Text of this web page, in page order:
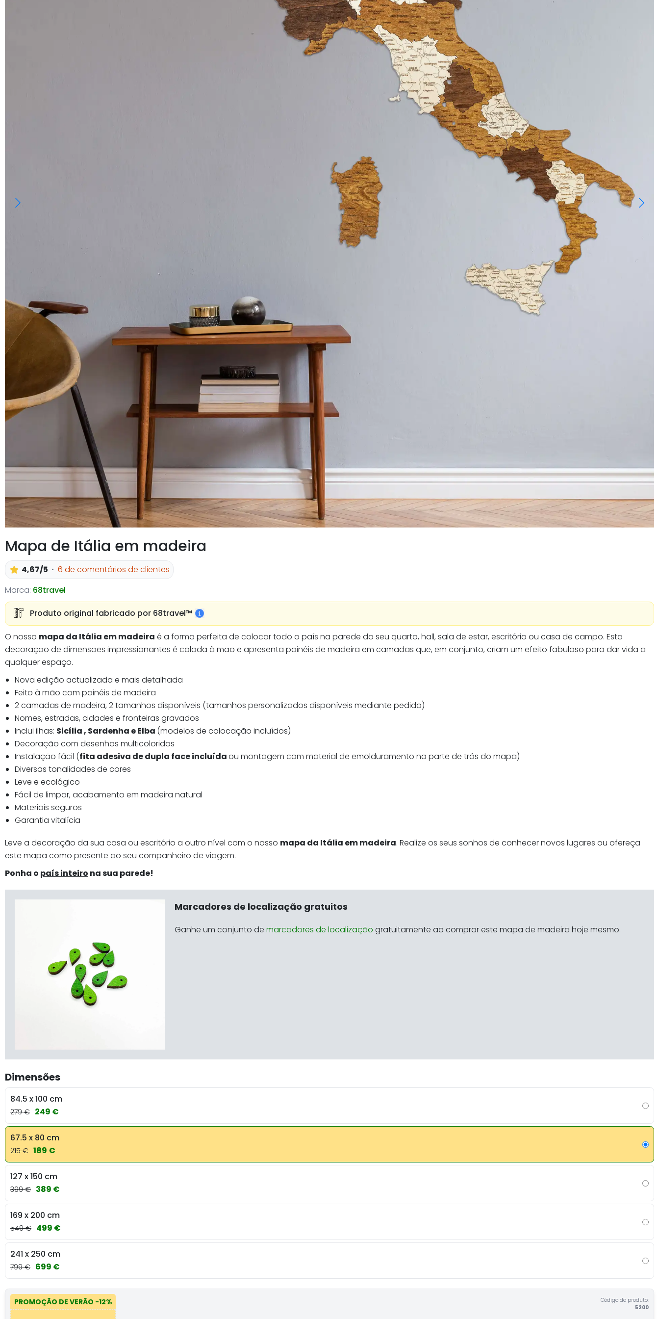
Mapa de Itália em madeira
4,67/5
6 de comentários de clientes
Marca: 68travel
Produto original fabricado por 68travel™️
O nosso mapa da Itália em madeira é a forma perfeita de colocar todo o país na parede do seu quarto, hall, sala de estar, escritório ou casa de campo. Esta
decoração de dimensões impressionantes é colada à mão e apresenta painéis de madeira em camadas que, em conjunto, criam um efeito fabuloso para dar vida a
qualquer espaço.
Nova edição actualizada e mais detalhada
Feito à mão com painéis de madeira
2 camadas de madeira, 2 tamanhos disponíveis (tamanhos personalizados disponíveis mediante pedido)
Nomes, estradas, cidades e fronteiras gravados
Inclui ilhas: Sicília , Sardenha e Elba (modelos de colocação incluídos)
Decoração com desenhos multicoloridos
Instalação fácil (fita adesiva de dupla face incluídaou montagem com material de emolduramento na parte de trás do mapa)
Diversas tonalidades de cores
Leve e ecológico
Fácil de limpar, acabamento em madeira natural
Materiais seguros
Garantia vitalícia
Leve a decoração da sua casa ou escritório a outro nível com o nosso mapa da Itália em madeira. Realize os seus sonhos de conhecer novos lugares ou ofereça
este mapa como presente ao seu companheiro de viagem.
Ponha o país inteiro na sua parede!
Marcadores de localização gratuitos
Ganhe um conjunto de marcadores de localização gratuitamente ao comprar este mapa de madeira hoje mesmo.
Dimensões
84.5 x 100 cm
279 € 249 €
67.5 x 80 cm
215 € 189 €
127 x 150 cm
399 € 389 €
169 x 200 cm
549 € 499 €
241 x 250 cm
799 € 699 €
PROMOÇÃO DE VERÃO -12%
Código do produto:
5200